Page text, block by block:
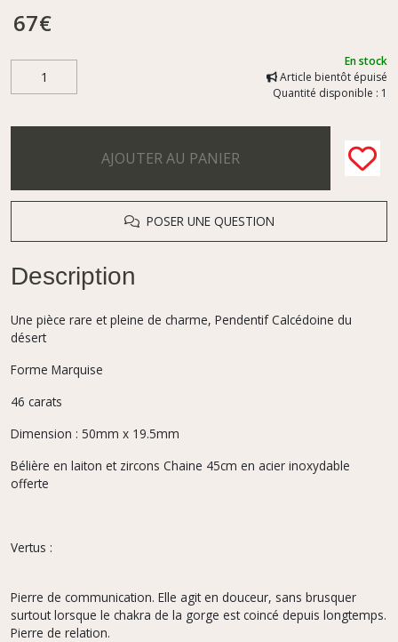
67€
En stock
Article bientôt épuisé
Quantité disponible : 1
AJOUTER AU PANIER
POSER UNE QUESTION
Description
Une pièce rare et pleine de charme, Pendentif Calcédoine du
désert
Forme Marquise
46 carats
Dimension : 50mm x 19.5mm
Bélière en laiton et zircons Chaine 45cm en acier inoxydable
offerte
Vertus :
Pierre de communication. Elle agit en douceur, sans brusquer
surtout lorsque le chakra de la gorge est coincé depuis longtemps.
Pierre de relation.